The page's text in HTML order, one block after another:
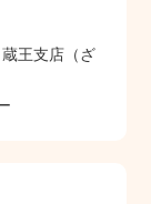
王支店（ざ